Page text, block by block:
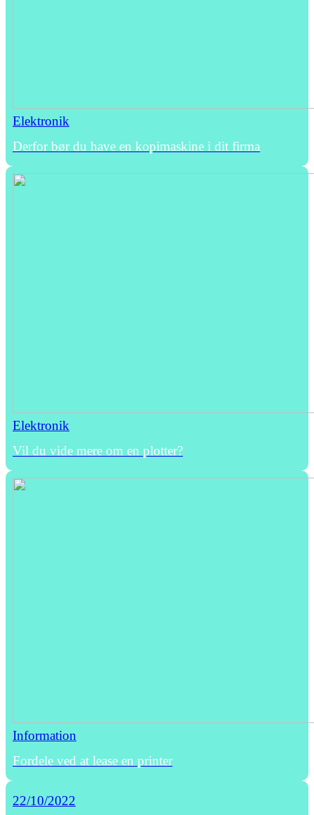
Elektronik
Derfor bør du have en kopimaskine i dit firma
Elektronik
Vil du vide mere om en plotter?
Information
Fordele ved at lease en printer
22/10/2022